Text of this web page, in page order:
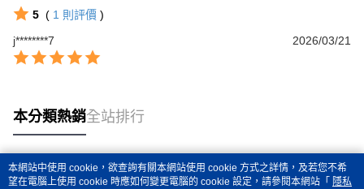
5 ( 1 則評價 )
j********7
2026/03/21
本分類熱銷全站排行
熱門標籤
本網站中使用 cookie，欲查詢有關本網站使用 cookie 方式之詳情，及若您不希
望在電腦上使用 cookie 時應如何變更電腦的 cookie 設定，請參閱本網站「 隱私